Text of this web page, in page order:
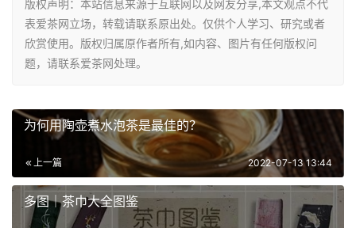
版权声明：本站信息来源于互联网以及网友分享,本文观点不代
表爱茶网立场，转载请联系原出处。仅供个人学习、研究或者
欣赏使用。版权归属原作者所有,如内容、图片有任何版权问
题，请联系爱茶网处理。
为何用陶壶煮水泡茶是最佳的？
上一篇 2022-07-13 13:44
多图｜茶巾大全图鉴